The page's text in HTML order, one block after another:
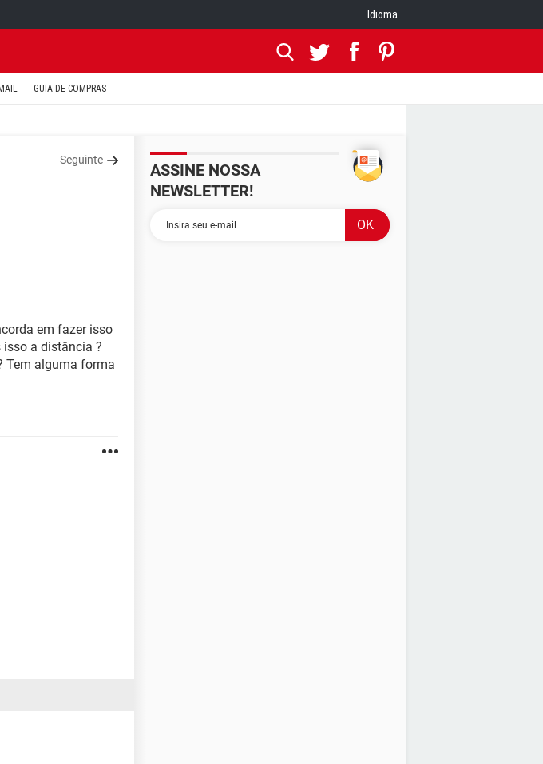
Idioma
GUIA DE COMPRAS
Seguinte
em fazer isso
a distância ?
Tem alguma forma
ASSINE NOSSA
NEWSLETTER!